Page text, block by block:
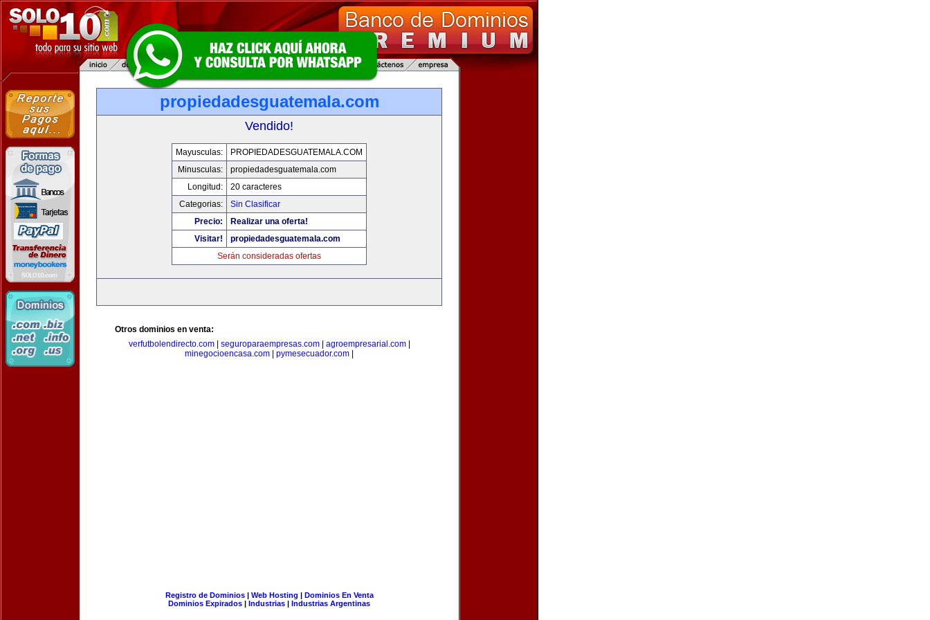
propiedadesguatemala.com
Vendido!
Mayusculas:
PROPIEDADESGUATEMALA.COM
Minusculas:
propiedadesguatemala.com
Longitud:
20 caracteres
Categorias:
Sin Clasificar
Precio:
Realizar una oferta!
Visitar!
propiedadesguatemala.com
Serán consideradas ofertas
Otros dominios en venta:
verfutbolendirecto.com| seguroparaempresas.com| agroempresarial.com|
minegocioencasa.com
pymesecuador.com
Registro de Dominios| Web Hosting | Dominios En Venta
Dominios Expirados | Industrias | Industrias Argentinas